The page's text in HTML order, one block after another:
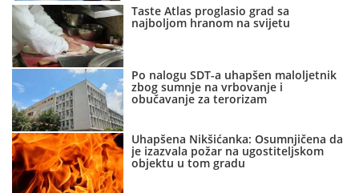
Taste Atlas proglasio grad sa
najboljom hranom na svijetu
Po nalogu SDT-a uhapšen maloljetnik
zbog sumnje na vrbovanje i
obučavanje za terorizam
Uhapšena Nikšićanka: Osumnjičena da
je izazvala požar na ugostiteljskom
objektu u tom gradu